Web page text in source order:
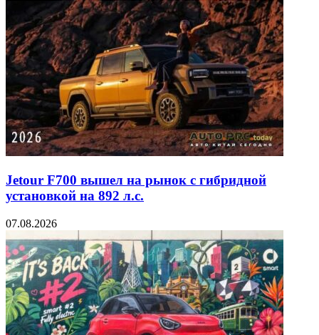
Jetour F700 вышел на рынок с гибридной
установкой на 892 л.с.
07.08.2026